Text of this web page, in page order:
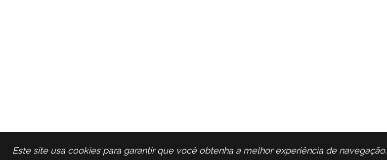
Este site usa cookies para garantir que você obtenha a melhor experiência de navegação.